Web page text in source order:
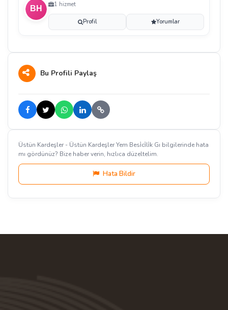
1 hizmet
Profil Yorumlar
Bu Profili Paylaş
Üstün Kardeşler - Üstün Kardeşler Yem Besi̇ci̇li̇k Gı bilgilerinde hata
mı gördünüz? Bize haber verin, hızlıca düzeltelim.
Hata Bildir